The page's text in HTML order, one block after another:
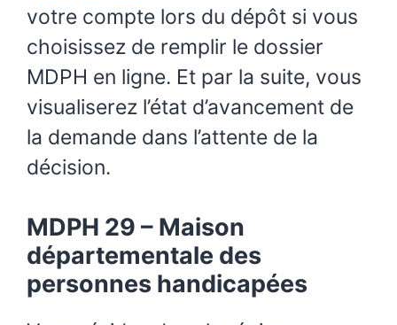
votre compte lors du dépôt si vous
choisissez de remplir le dossier
MDPH en ligne. Et par la suite, vous
visualiserez l’état d’avancement de
la demande dans l’attente de la
décision.
MDPH 29 – Maison
départementale des
personnes handicapées